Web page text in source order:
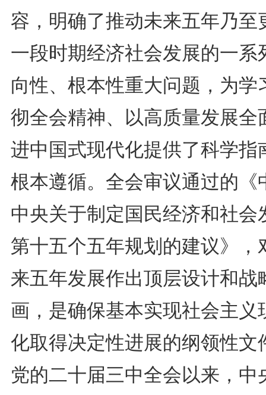
容，明确了推动未来五年乃至
一段时期经济社会发展的一系
向性、根本性重大问题，为学
彻全会精神、以高质量发展全
进中国式现代化提供了科学指
根本遵循。全会审议通过的《
中央关于制定国民经济和社会
第十五个五年规划的建议》，
来五年发展作出顶层设计和战
画，是确保基本实现社会主义
化取得决定性进展的纲领性文
党的二十届三中全会以来，中